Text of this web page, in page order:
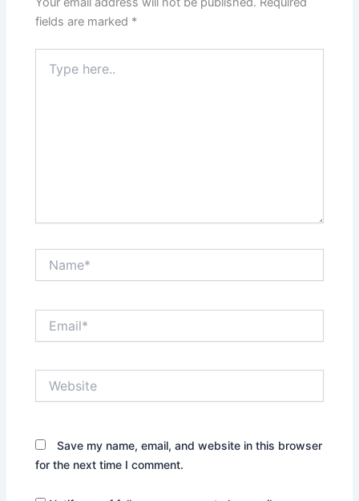
fields are marked *
here..
Save my name, email, and website in this browser
for the next time I comment.